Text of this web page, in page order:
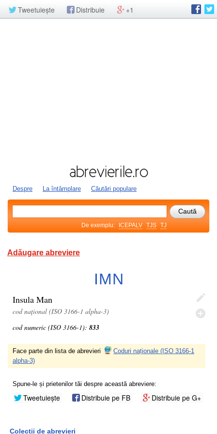
Tweetuiește Distribuie +1
Despre La întâmplare Căutări populare
De exemplu: ICEPALV TJS TJ
Adăugare abreviere
IMN
Insula Man
cod național (ISO 3166-1 alpha-3)
cod numeric (ISO 3166-1): 833
Face parte din lista de abrevieri
Coduri naționale (ISO 3166-1
alpha-3)
Spune-le și prietenilor tăi despre această abreviere:
Tweetuiește Distribuie pe FB Distribuie pe G+
Colecții de abrevieri